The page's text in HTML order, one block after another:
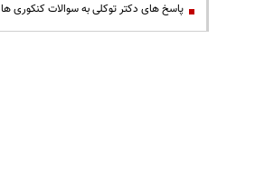
پاسخ های دکتر توکلی به سوالات کنکوری ها